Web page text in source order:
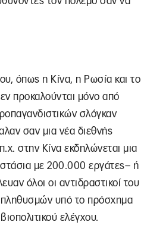
όπως η Κίνα, η Ρωσία και το
προκαλούνται μόνο από
σλόγκαν
σαν μια νέα διεθνής
στην Κίνα εκδηλώνεται μια
με 200.000 εργάτες– ή
όλοι οι αντιδραστικοί του
πληθυσμών υπό το πρόσχημα
ελέγχου.